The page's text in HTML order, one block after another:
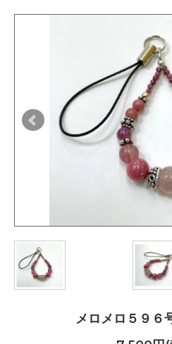
メロメロ５９６